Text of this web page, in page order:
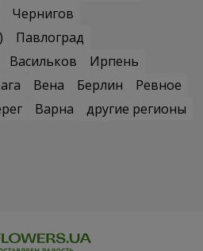
Чернигов
Павлоград
Васильков
Ирпень
Вена Берлин
Ревное
Варна
другие регионы